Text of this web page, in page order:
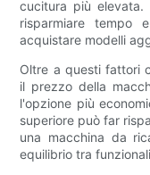
cucitura più elevata.
risparmiare tempo
acquistare modelli
Oltre a questi fattori
il prezzo della
l'opzione più
superiore può far
una macchina da
equilibrio tra